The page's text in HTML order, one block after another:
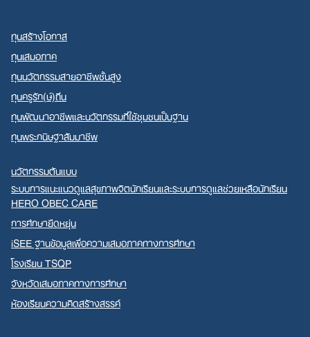
ทุนสร้างโอกาส
ทุนเสมอภาค
ทุนนวัตกรรมสายอาชีพชั้นสูง
ทุนครูรัก(ษ์)ถิ่น
ทุนพัฒนาอาชีพและนวัตกรรมที่ใช้ชุมชนเป็นฐาน
ทุนพระกนิษฐาสัมมาชีพ
นวัตกรรมต้นแบบ
ระบบการแนะแนวดูแลสุขภาพจิตนักเรียนและระบบการดูแลช่วยเหลือนักเรียน
HERO OBEC CARE
การศึกษายืดหยุ่น
iSEE ฐานข้อมูลเพื่อความเสมอภาคทางการศึกษา
โรงเรียน TSQP
จังหวัดเสมอภาคทางการศึกษา
ห้องเรียนความคิดสร้างสรรค์